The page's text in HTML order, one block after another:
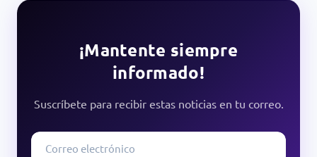
¡Mantente siempre
informado!
Suscríbete para recibir estas noticias en tu correo.